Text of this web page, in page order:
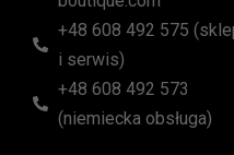
+48 608 492 575
i serwis)
+48 608 492 573
(niemiecka obsługa)